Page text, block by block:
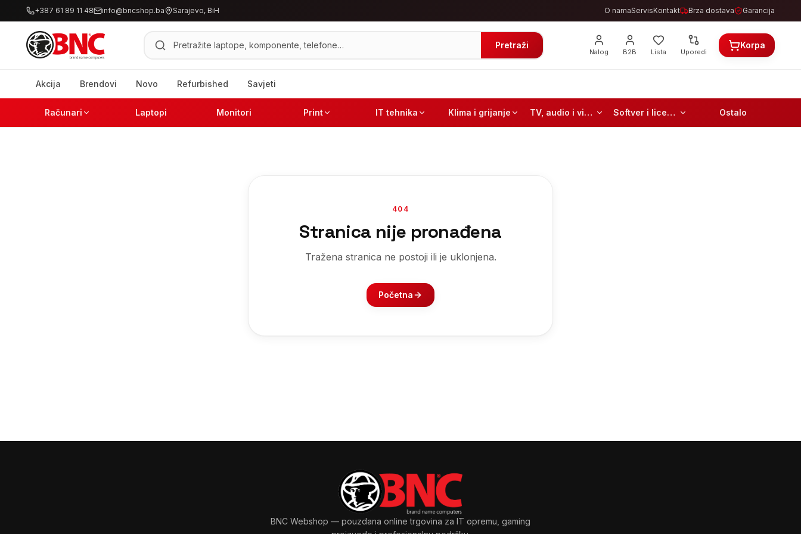
+387 61 89 11 48 info@bncshop.ba Sarajevo, BiH O namaServisKontakt Brza dostava Garancija
Pretraži proizvode
Pretraži
Nalog B2B Lista Uporedi
Korpa
Akcija Brendovi Novo Refurbished Savjeti
Računari Laptopi Monitori Print IT tehnika Klima i grijanje TV, audio i video Softver i licence Ostalo
404
Stranica nije pronađena
Tražena stranica ne postoji ili je uklonjena.
Početna
BNC Webshop — pouzdana online trgovina za IT opremu, gaming